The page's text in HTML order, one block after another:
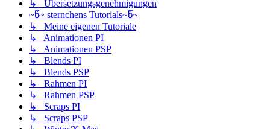
↳ Übersetzungsgenehmigungen
~წ~ sternchens Tutorials~წ~
↳ Meine eigenen Tutoriale
↳ Animationen PI
↳ Animationen PSP
↳ Blends PI
↳ Blends PSP
↳ Rahmen PI
↳ Rahmen PSP
↳ Scraps PI
↳ Scraps PSP